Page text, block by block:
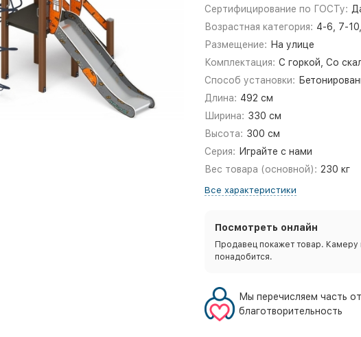
Сертифицирование по ГОСТу:
Возрастная категория: 4-6, 7-
Размещение: На улице
Комплектация: С горкой, Со
Способ установки:
Длина: 492 см
Ширина: 330 см
Высота: 300 см
Серия: Играйте с нами
Вес товара (основной): 230 кг
Все характеристики
Посмотреть онлайн
Продавец покажет товар. Камеру
понадобится.
Мы перечисляем часть
благотворительность